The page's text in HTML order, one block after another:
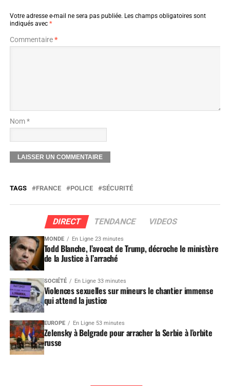
Votre adresse e-mail ne sera pas publiée. Les champs obligatoires sont
indiqués avec *
Commentaire*
Nom *
TAGS FRANCE POLICE SÉCURITÉ
DIRECT TENDANCE VIDEOS
MONDE En Ligne 23 minutes
Todd Blanche, l’avocat de Trump, décroche le ministère
de la Justice à l’arraché
SOCIÉTÉ En Ligne 33 minutes
Violences sexuelles sur mineurs le chantier immense
qui attend la justice
EUROPE En Ligne 53 minutes
Zelensky à Belgrade pour arracher la Serbie à l’orbite
russe